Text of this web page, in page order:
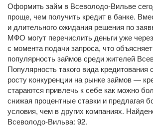
Оформить займ в Всеволодо-Вильве
проще, чем получить кредит в банке.
и длительного ожидания решения по
МФО могут перечислить деньги уже
с момента подачи запроса, что
популярность займов среди жителей
Популярность такого вида кредитования
росту конкуренции на рынке займов —
стараются привлечь к себе как можно
снижая процентные ставки и предлагая
условия, чем в других компаниях.
Всеволодо-Вильва: 92.